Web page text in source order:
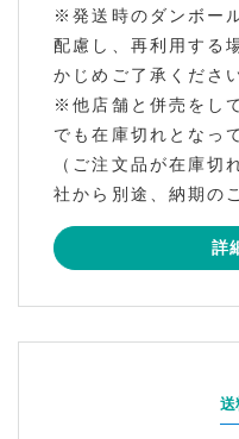
※発送時のダンボー
配慮し、再利用する
かじめご了承くださ
※他店舗と併売をし
でも在庫切れとなっ
（ご注文品が在庫切
社から別途、納期の
詳
送